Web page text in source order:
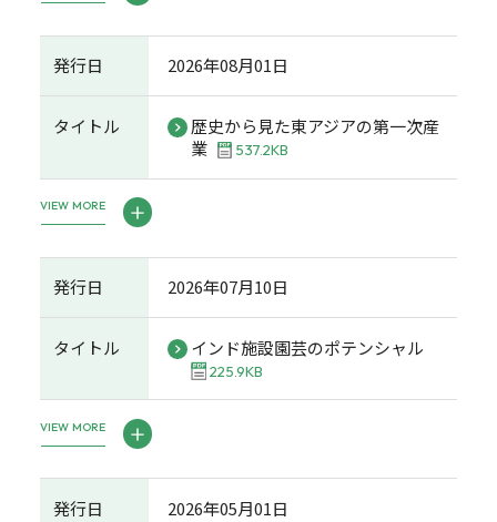
発行日 2026年08月01日
タイトル
歴史から見た東アジアの第一次産
業
537.2KB
VIEW MORE
発行日 2026年07月10日
タイトル インド施設園芸のポテンシャル
225.9KB
VIEW MORE
発行日 2026年05月01日